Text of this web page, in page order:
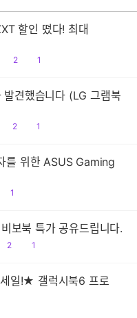
할인 떴다! 최대
공
2
댓1
발견했습니다 (LG 그램북
공
2
댓1
를 위한 ASUS Gaming
댓1
보북 특가 공유드립니다.
공
2
댓1
일!★ 갤럭시북6 프로